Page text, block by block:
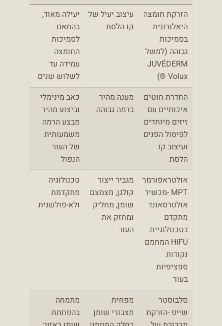
הזרקת חומצה
היאלורונית
בסמיכות
גבוהה (למשל
JUVÉDERM
® Volux)
עיצוב יעיל של
קו הלסת
יעילה מאוד,
בהתאם
לסמיכות
החומצה
עמידה עד
לשלוש שנים
החדרת חוטים
איכותיים עם
זיזים מיוחדים
לפיסול הפנים
ועיצוב קו
הלסת
מענה מהיר
ברמה גבוהה
כאב מינימלי
וביצוע מהיר
מבצע הרמה
משמעותית
של העור
הנפול
אולטראפורמר
MPT -מכשיר
אולטרסאונד
מתקדם
בטכנולוגיית
HIFU המחמם
נקודות
ספציפיות
בעור
מגביר ייצור
קולגן, מצמצם
שומן, מחליק
ומחזק את
העור
טכנולוגיה
מתקדמת
ולא-פולשנית
סלבוסטר
שייפ -הזרקת
מפחית
מצבורי שומן
מתמחה
בהפחתת